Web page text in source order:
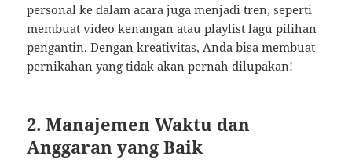
personal ke dalam acara juga menjadi tren, seperti
membuat video kenangan atau playlist lagu pilihan
pengantin. Dengan kreativitas, Anda bisa membuat
pernikahan yang tidak akan pernah dilupakan!
2. Manajemen Waktu dan
Anggaran yang Baik